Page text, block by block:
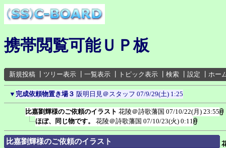
携帯閲覧可能ＵＰ板
新規投稿 ツリー表示 一覧表示 トピック表示 検索 設定 ホー
▼ 完成依頼物置き場３ 阪明日見＠スタッフ 07/9/29(土) 1:25
比嘉劉輝様のご依頼のイラスト 花陵＠詩歌藩国 07/10/22(月) 23:55
ほぼ、同じ物です。
花陵＠詩歌藩国 07/10/23(火) 0:11
比嘉劉輝様のご依頼のイラスト